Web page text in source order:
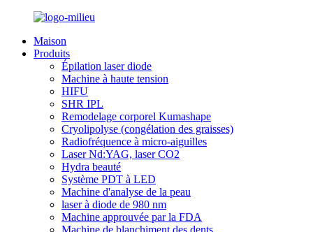
Maison
Produits
Épilation laser diode
Machine à haute tension
HIFU
SHR IPL
Remodelage corporel Kumashape
Cryolipolyse (congélation des graisses)
Radiofréquence à micro-aiguilles
Laser Nd:YAG, laser CO2
Hydra beauté
Système PDT à LED
Machine d'analyse de la peau
laser à diode de 980 nm
Machine approuvée par la FDA
Machine de blanchiment des dents